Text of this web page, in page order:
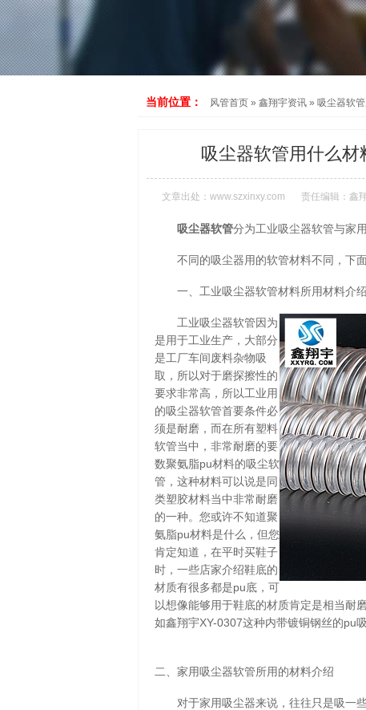
当前位置： 风管首页 » 鑫翔宇资讯 » 吸尘器软
吸尘器软管用什么材
文章出处： www.szxinxy.com 责任编辑：鑫
吸尘器软管分为工业吸尘器软管与家
不同的吸尘器用的软管材料不同，下
一、工业吸尘器软管材料所用材料介绍
工业吸尘器软管因为
是用于工业生产，大部分
是工厂车间废料杂物吸
取，所以对于磨探擦性的
要求非常高，所以工业用
的吸尘器软管首要条件必
须是耐磨，而在所有塑料
软管当中，非常耐磨的要
数聚氨脂pu材料的吸尘软
管，这种材料可以说是同
类塑胶材料当中非常耐磨
的一种。您或许不知道聚
氨脂pu材料是什么，但您
肯定知道，在平时买鞋子
时，一些店家介绍鞋底的
材质有很多都是pu底，可
以想像能够用于鞋底的材质肯定是相当耐
如鑫翔宇XY-0307这种内带镀铜钢丝的pu
二、家用吸尘器软管所用的材料介绍
对于家用吸尘器来说，往往只是吸一